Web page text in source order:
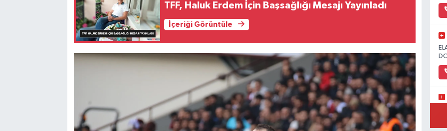
TFF, Haluk Erdem İçin Başsağlığı Mesajı Yayınladı
İçeriği Görüntüle